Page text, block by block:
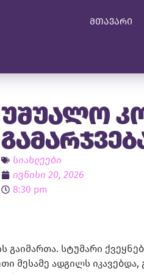
მთავარი
უშუალო
სიახლეები
ივნისი 20, 2026
8:30 pm
გაიმართა. სტუმარი
მესამე ადგილს